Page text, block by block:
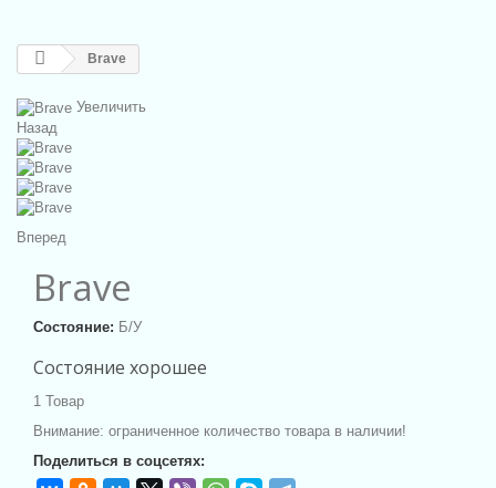
Brave
Увеличить
Назад
Вперед
Brave
Состояние: Б/У
Состояние хорошее
1 Товар
Внимание: ограниченное количество товара в наличии!
Поделиться в соцсетях: